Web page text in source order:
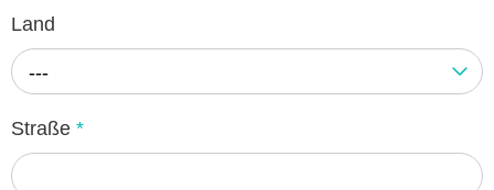
Land
---
Straße *